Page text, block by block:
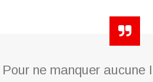
Pour ne manquer aucune